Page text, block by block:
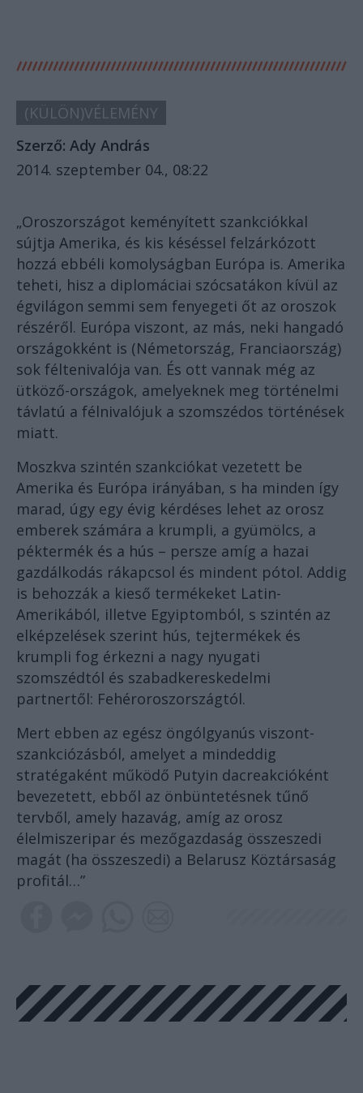
(KÜLÖN)VÉLEMÉNY
Szerző: Ady András
2014. szeptember 04., 08:22
„Oroszországot keményített szankciókkal
sújtja Amerika, és kis késéssel felzárkózott
hozzá ebbéli komolyságban Európa is. Amerika
teheti, hisz a diplomáciai szócsatákon kívül az
égvilágon semmi sem fenyegeti őt az oroszok
részéről. Európa viszont, az más, neki hangadó
országokként is (Németország, Franciaország)
sok féltenivalója van. És ott vannak még az
ütköző-országok, amelyeknek meg történelmi
távlatú a félnivalójuk a szomszédos történések
miatt.
Moszkva szintén szankciókat vezetett be
Amerika és Európa irányában, s ha minden így
marad, úgy egy évig kérdéses lehet az orosz
emberek számára a krumpli, a gyümölcs, a
péktermék és a hús – persze amíg a hazai
gazdálkodás rákapcsol és mindent pótol. Addig
is behozzák a kieső termékeket Latin-
Amerikából, illetve Egyiptomból, s szintén az
elképzelések szerint hús, tejtermékek és
krumpli fog érkezni a nagy nyugati
szomszédtól és szabadkereskedelmi
partnertől: Fehéroroszországtól.
Mert ebben az egész öngólgyanús viszont-
szankciózásból, amelyet a mindeddig
stratégaként működő Putyin dacreakcióként
bevezetett, ebből az önbüntetésnek tűnő
tervből, amely hazavág, amíg az orosz
élelmiszeripar és mezőgazdaság összeszedi
magát (ha összeszedi) a Belarusz Köztársaság
profitál…”